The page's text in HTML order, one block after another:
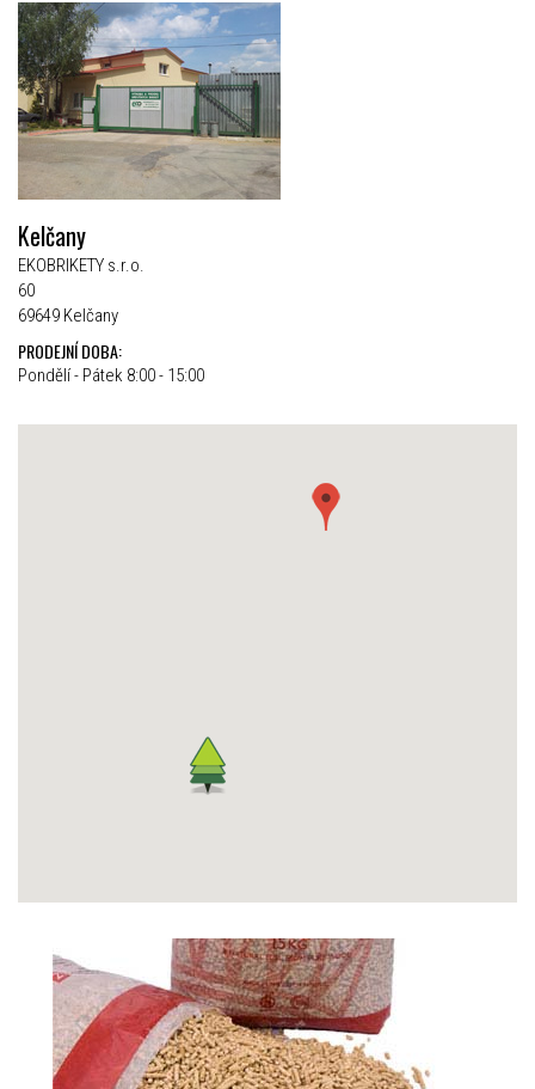
Kelčany
EKOBRIKETY s.r.o.
60
69649 Kelčany
PRODEJNÍ DOBA:
Pondělí - Pátek 8:00 - 15:00